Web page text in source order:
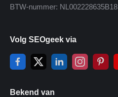
BTW-nummer: NL002228635B18
Volg SEOgeek via
Bekend van